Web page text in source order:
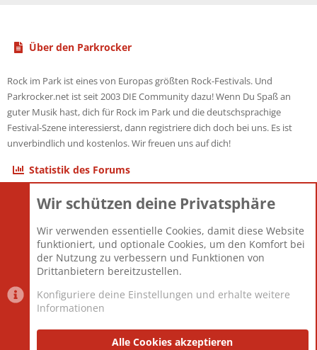
Über den Parkrocker
Rock im Park ist eines von Europas größten Rock-Festivals. Und
Parkrocker.net ist seit 2003 DIE Community dazu! Wenn Du Spaß an
guter Musik hast, dich für Rock im Park und die deutschsprachige
Festival-Szene interessierst, dann registriere dich doch bei uns. Es ist
unverbindlich und kostenlos. Wir freuen uns auf dich!
Statistik des Forums
Themen
Mitglieder
12.425
Neuestes Mitglied
Toddster85
Datenschutzerklärung Impressum
Wir schützen deine Privatsphäre
Wir verwenden essentielle Cookies, damit diese Website
funktioniert, und optionale Cookies, um den Komfort bei
der Nutzung zu verbessern und Funktionen von
Drittanbietern bereitzustellen.
Konfiguriere deine Einstellungen und erhalte weitere
Informationen
Alle Cookies akzeptieren